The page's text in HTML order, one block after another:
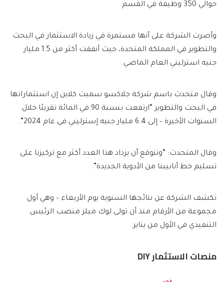
حوالي 350 وظيفة في القسم
وأصرت الشركة على أنها مستمرة في زيادة الاستثمار في البحث
والتطوير في المملكة المتحدة، حيث أنفقت أكثر من 1.5 مليار
جنيه استرليني العام الماضي.
وقال متحدث باسم شركة جلاكسو سميث كلاين إن استثماراتها
في البحث والتطوير “ارتفعت بنسبة 90 في المائة تقريبًا خلال
السنوات الأخيرة – إلى 6.4 مليار جنيه إسترليني في عام 2024”.
وقال المتحدث: “ونتوقع أن يزداد هذا العدد أكثر مع تركيزنا على
تسليم خط أنابيبنا من الأدوية الجديدة”.
تكشف الشركة عن نتائجها السنوية يوم الأربعاء – وهي أول
مجموعة من الأرقام منذ أن تولى لوك ميلز منصب الرئيس
التنفيذي في الأول من يناير.
منصات الاستثمار DIY